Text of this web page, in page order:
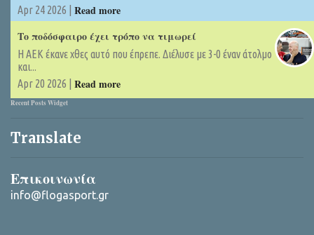
Apr 24 2026 | Read more
Το ποδόσφαιρο έχει τρόπο να τιμωρεί
Η ΑΕΚ έκανε χθες αυτό που έπρεπε. Διέλυσε με 3-0 έναν άτολμο
και...
Apr 20 2026 | Read more
Recent Posts Widget
Translate
Επικοινωνία
info@flogasport.gr